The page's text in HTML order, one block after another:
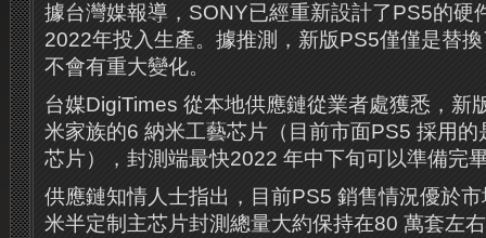
據台灣媒報導，SONY已經重新設計了PS5的硬
2022年投入生產。據推測，新版PS5僅僅是替
不會有重大變化。
台媒DigiTimes 從本地供應鏈從業者處獲悉，新
米家族的6 納米工藝芯片（目前市面PS5 採用
芯片），封測端最快2022 年中下旬可以準備完
供應鏈知情人士指出，目前PS5 銷售情況優於
米半定制主芯片封測總量大約保持在80 萬套左